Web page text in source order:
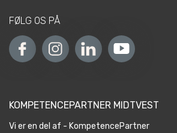
FØLG OS PÅ
KOMPETENCEPARTNER MIDTVEST
Vi er en del af - KompetencePartner